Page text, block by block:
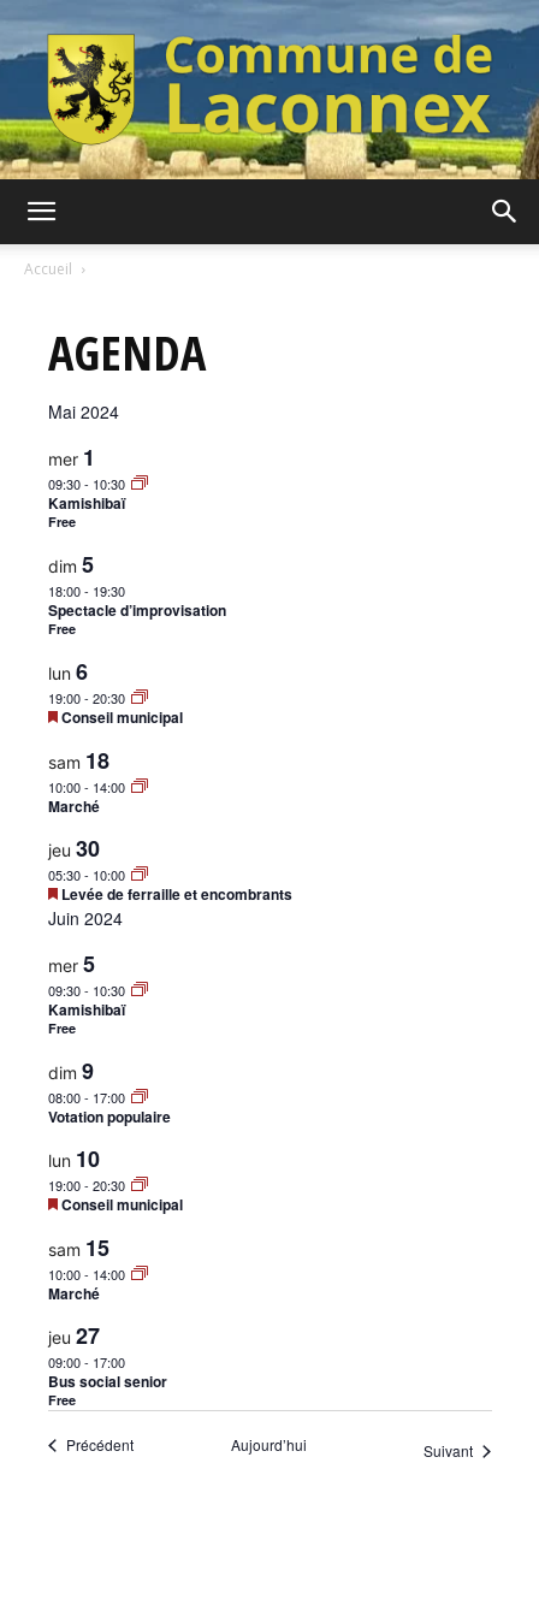
Canton
Genève
Accueil
AGENDA
Mai 2024
mer 1
09:30- 10:30
Kamishibaï
Free
dim 5
18:00- 19:30
Spectacle d’improvisation
Free
lun 6
19:00- 20:30
Mis
avant
Conseil municipal
sam 18
10:00- 14:00
Marché
jeu 30
05:30- 10:00
Mis
en
avant
Levée de ferraille et encombrants
Juin 2024
mer 5
09:30- 10:30
Kamishibaï
Free
dim 9
08:00- 17:00
Votation populaire
lun 10
19:00- 20:30
Mis
avant
Conseil municipal
sam 15
10:00- 14:00
Marché
jeu 27
09:00- 17:00
Bus social senior
Free
PrécédentÉvènements Aujourd’hui Suivant